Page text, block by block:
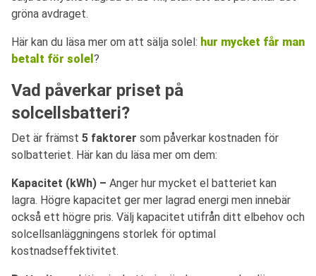
gröna avdraget.
Här kan du läsa mer om att sälja solel: hur mycket får man
betalt för solel ?
Vad påverkar priset på
solcellsbatteri?
Det är främst 5 faktorer som påverkar kostnaden för
solbatteriet. Här kan du läsa mer om dem:
Kapacitet (kWh) – Anger hur mycket el batteriet kan
lagra. Högre kapacitet ger mer lagrad energi men innebär
också ett högre pris. Välj kapacitet utifrån ditt elbehov och
solcellsanläggningens storlek för optimal
kostnadseffektivitet.